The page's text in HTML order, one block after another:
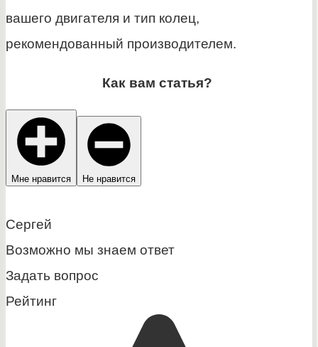
вашего двигателя и тип колец,
рекомендованный производителем.
Как вам статья?
Мне нравится Не нравится
Сергей
Возможно мы знаем ответ
Задать вопрос
Рейтинг